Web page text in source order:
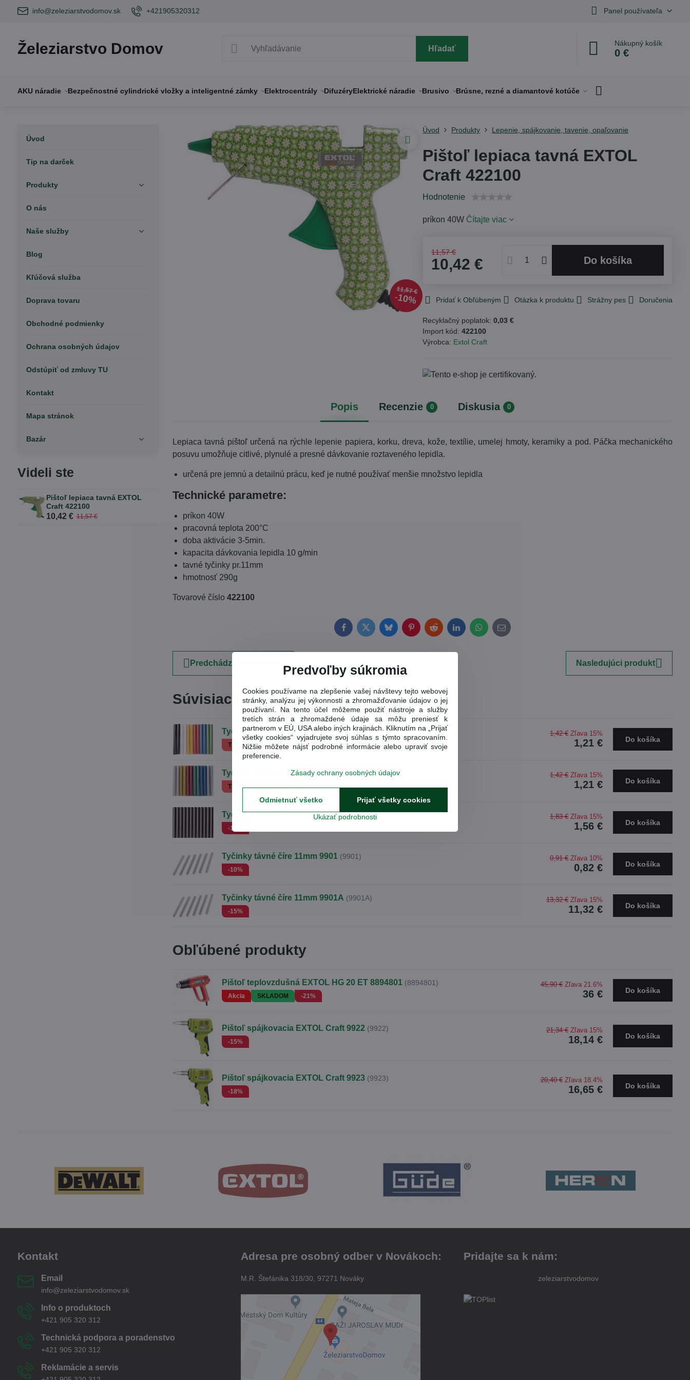
info@zeleziarstvodomov.sk +421905320312 Panel používateľa
Železiarstvo Domov Hľadať
Nákupný košík
0 €
AKU náradie Bezpečnostné cylindrické vložky a inteligentné zámky Elektrocentrály DifuzéryElektrické náradie Brusivo Brúsne, rezné a diamantové kotúče
11,57 €
10%
Úvod Produkty Lepenie, spájkovanie, tavenie, opaľovanie
Pištoľ lepiaca tavná EXTOL
Craft 422100
Hodnotenie
príkon 40W Čítajte viac
11,57 €
10,42 € Do košíka
Pridať k Obľúbeným Otázka k produktu Strážny pes Doručenia
Recyklačný poplatok:0,03 €
Import kód:422100
Výrobca: Extol Craft
Popis Recenzie 0 Diskusia 0
Lepiaca tavná pištoľ určená na rýchle lepenie papiera, korku, dreva, kože, textílie, umelej hmoty, keramiky a pod. Páčka mechanického
posuvu umožňuje citlivé, plynulé a presné dávkovanie roztaveného lepidla.
určená pre jemnú a detailnú prácu, keď je nutné používať menšie množstvo lepidla
Technické parametre:
príkon 40W
pracovná teplota 200°C
doba aktivácie 3-5min.
kapacita dávkovania lepidla 10 g/min
tavné tyčinky pr.11mm
hmotnosť 290g
Tovarové číslo422100
FacebookTwitterBlueskyPinterestRedditLinkedInWhatsApp
E-
mail
Predchádzajúci produkt Nasledujúci produkt
Súvisiace produkty
Tyčinky tavné farebné 11mm 9909 (9909)
Tip na darček -15% 1,21 €
1,42 € Zľava 15%
Do košíka
Tyčinky tavné ligotavé pr.11mm 9911 (9911)
Tip na darček -15% 1,21 €
1,42 € Zľava 15%
Do košíka
Tyčinky tavné čierne pr.11mm 9913 (9913)
-15% 1,56 €
1,83 € Zľava 15%
Do košíka
Tyčinky távné číre 11mm 9901 (9901)
-10% 0,82 €
0,91 € Zľava 10%
Do košíka
Tyčinky távné číre 11mm 9901A (9901A)
-15% 11,32 €
13,32 € Zľava 15%
Do košíka
Obľúbené produkty
Pištoľ teplovzdušná EXTOL HG 20 ET 8894801 (8894801)
Akcia SKLADOM -21% 36 €
45,90 € Zľava 21.6%
Do košíka
Pištoľ spájkovacia EXTOL Craft 9922 (9922)
-15% 18,14 €
21,34 € Zľava 15%
Do košíka
Pištoľ spájkovacia EXTOL Craft 9923 (9923)
-18% 16,65 €
20,40 € Zľava 18.4%
Do košíka
Úvod
Tip na darček
Produkty
O nás
Naše služby
Blog
Kľúčová služba
Doprava tovaru
Obchodné podmienky
Ochrana osobných údajov
Odstúpiť od zmluvy TU
Kontakt
Mapa stránok
Bazár
Videli ste
Pištoľ lepiaca tavná EXTOL
Craft 422100
10,42 € 11,57 €
Kontakt
Email
info@zeleziarstvodomov.sk
Info o produktoch
+421 905 320 312
Technická podpora a poradenstvo
+421 905 320 312
Reklamácie a servis
Adresa pre osobný odber v Novákoch:
M.R. Štefánika 318/30, 97271 Nováky
Pridajte sa k nám:
zeleziarstvodomov
Predvoľby súkromia
Cookies používame na zlepšenie vašej návštevy tejto webovej
stránky, analýzu jej výkonnosti a zhromažďovanie údajov o jej
používaní. Na tento účel môžeme použiť nástroje a služby
tretích strán a zhromaždené údaje sa môžu preniesť k
partnerom v EÚ, USA alebo iných krajinách. Kliknutím na „Prijať
všetky cookies“ vyjadrujete svoj súhlas s týmto spracovaním.
Nižšie môžete nájsť podrobné informácie alebo upraviť svoje
preferencie.
Zásady ochrany osobných údajov
Ukázať podrobnosti
Prijať všetky cookies
Odmietnuť všetko